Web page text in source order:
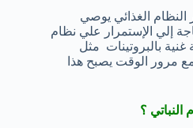
النظام الغذائي يوصي
إلي الإستمرار علي نظام
بالبروتينات مثل
مرور الوقت يصبح هذا
النباتي ؟